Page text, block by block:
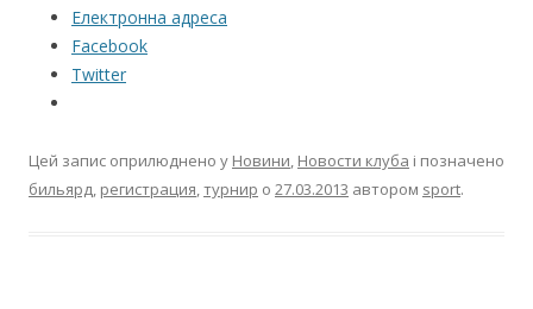
Електронна адреса
Facebook
Twitter
Цей запис оприлюднено у Новини, Новости клуба і позначено
бильярд, регистрация,турнир о 27.03.2013 автором sport.